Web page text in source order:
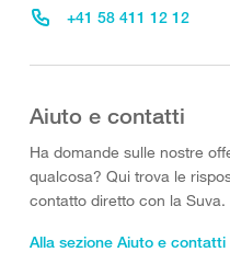
+41 58 411 12 12
Aiuto e contatti
Ha domande sulle nostre
qualcosa? Qui trova le
contatto diretto con la Suva.
Alla sezione Aiuto e contatti